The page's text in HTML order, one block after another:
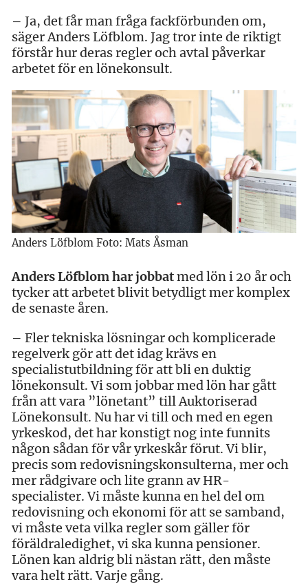
– Ja, det får man fråga fackförbunden om,
säger Anders Löfblom. Jag tror inte de riktigt
förstår hur deras regler och avtal påverkar
arbetet för en lönekonsult.
Anders Löfblom Foto: Mats Åsman
Anders Löfblom har jobbatmed lön i 20 år och
tycker att arbetet blivit betydligt mer komplex
de senaste åren.
– Fler tekniska lösningar och komplicerade
regelverk gör att det idag krävs en
specialistutbildning för att bli en duktig
lönekonsult. Vi som jobbar med lön har gått
från att vara ”lönetant” till Auktoriserad
Lönekonsult. Nu har vi till och med en egen
yrkeskod, det har konstigt nog inte funnits
någon sådan för vår yrkeskår förut. Vi blir,
precis som redovisningskonsulterna, mer och
mer rådgivare och lite grann av HR-
specialister. Vi måste kunna en hel del om
redovisning och ekonomi för att se samband,
vi måste veta vilka regler som gäller för
föräldraledighet, vi ska kunna pensioner.
Lönen kan aldrig bli nästan rätt, den måste
vara helt rätt. Varje gång.